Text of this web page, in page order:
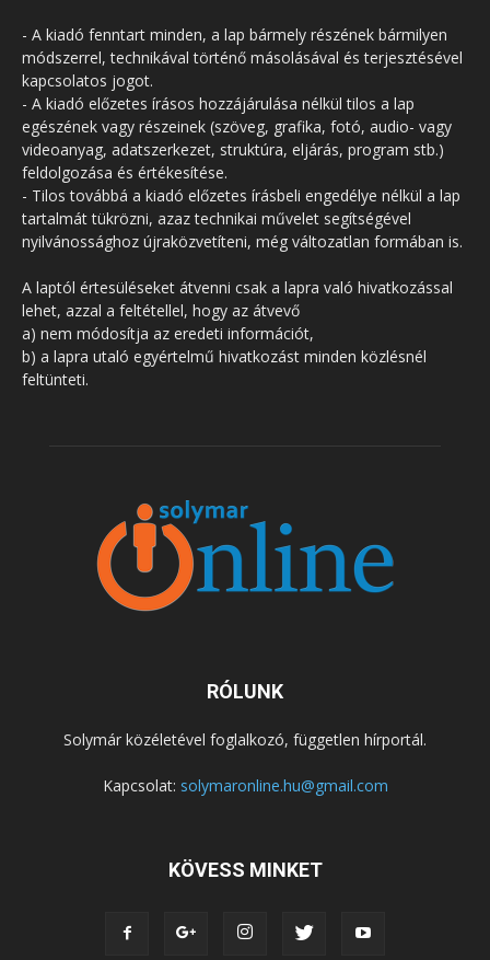
- A kiadó fenntart minden, a lap bármely részének bármilyen
módszerrel, technikával történő másolásával és terjesztésével
kapcsolatos jogot.
- A kiadó előzetes írásos hozzájárulása nélkül tilos a lap
egészének vagy részeinek (szöveg, grafika, fotó, audio- vagy
videoanyag, adatszerkezet, struktúra, eljárás, program stb.)
feldolgozása és értékesítése.
- Tilos továbbá a kiadó előzetes írásbeli engedélye nélkül a lap
tartalmát tükrözni, azaz technikai művelet segítségével
nyilvánossághoz újraközvetíteni, még változatlan formában is.
A laptól értesüléseket átvenni csak a lapra való hivatkozással
lehet, azzal a feltétellel, hogy az átvevő
a) nem módosítja az eredeti információt,
b) a lapra utaló egyértelmű hivatkozást minden közlésnél
feltünteti.
RÓLUNK
Solymár közéletével foglalkozó, független hírportál.
Kapcsolat: solymaronline.hu@gmail.com
KÖVESS MINKET